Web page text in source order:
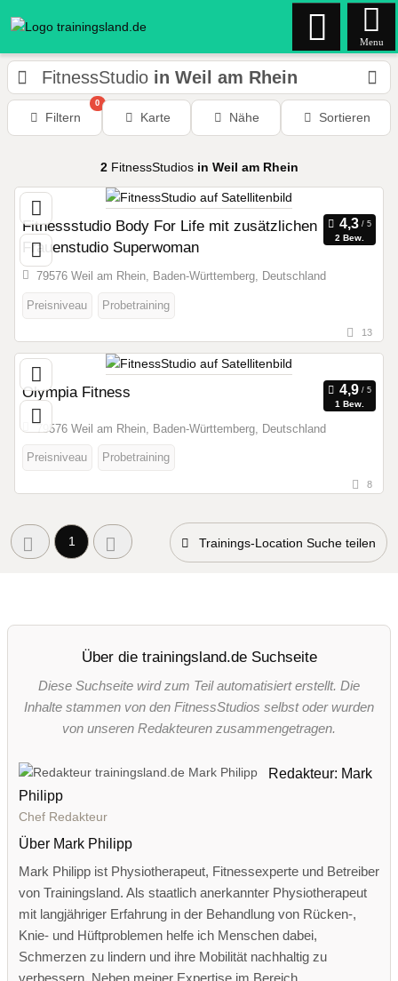
Menu
FitnessStudio in Weil am Rhein
Filtern
0
Karte Nähe Sortieren
2FitnessStudios in Weil am Rhein
Fitnessstudio Body For Life mit zusätzlichen
Frauenstudio Superwoman
2 Bew.
79576 Weil am Rhein, Baden-Württemberg, Deutschland
Preisniveau Probetraining
13
Olympia Fitness
1 Bew.
79576 Weil am Rhein, Baden-Württemberg, Deutschland
Preisniveau Probetraining
8
1 Trainings-Location Suche teilen
Über die trainingsland.de Suchseite
Diese Suchseite wird zum Teil automatisiert erstellt. Die
Inhalte stammen von den FitnessStudios selbst oder wurden
von unseren Redakteuren zusammengetragen.
Redakteur: Mark
Philipp
Chef Redakteur
Über Mark Philipp
Mark Philipp ist Physiotherapeut, Fitnessexperte und Betreiber
von Trainingsland. Als staatlich anerkannter Physiotherapeut
mit langjähriger Erfahrung in der Behandlung von Rücken-,
Knie- und Hüftproblemen helfe ich Menschen dabei,
Schmerzen zu lindern und ihre Mobilität nachhaltig zu
verbessern. Neben meiner Expertise im Bereich